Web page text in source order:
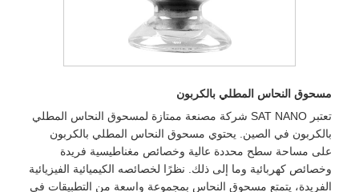
مسحوق النحاس المطلي بالكربون
تعتبر SAT NANO شركة مصنعة ممتازة لمسحوق النحاس المطلي
بالكربون في الصين. يحتوي مسحوق النحاس المطلي بالكربون
على مساحة سطح محددة عالية وخصائص مغناطيسية فريدة
وخصائص كهربائية وما إلى ذلك. نظرًا لخصائصه الكيميائية الفيزيائية
الفريدة، يتمتع مسحوق النحاس بمجموعة واسعة من التطبيقات في